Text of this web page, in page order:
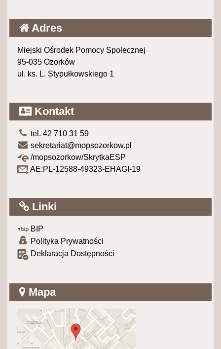
Adres
Miejski Ośrodek Pomocy Społecznej
95-035 Ozorków
ul. ks. L. Stypułkowskiego 1
Kontakt
tel. 42 710 31 59
sekretariat@mopsozorkow.pl
/mopsozorkow/SkrytkaESP
AE:PL-12588-49323-EHAGI-19
Linki
BIP
Polityka Prywatności
Deklaracja Dostępności
Mapa